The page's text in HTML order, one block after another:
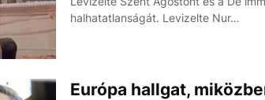
halhatatlanságát. Levizelte Nur…
Európa hallgat,